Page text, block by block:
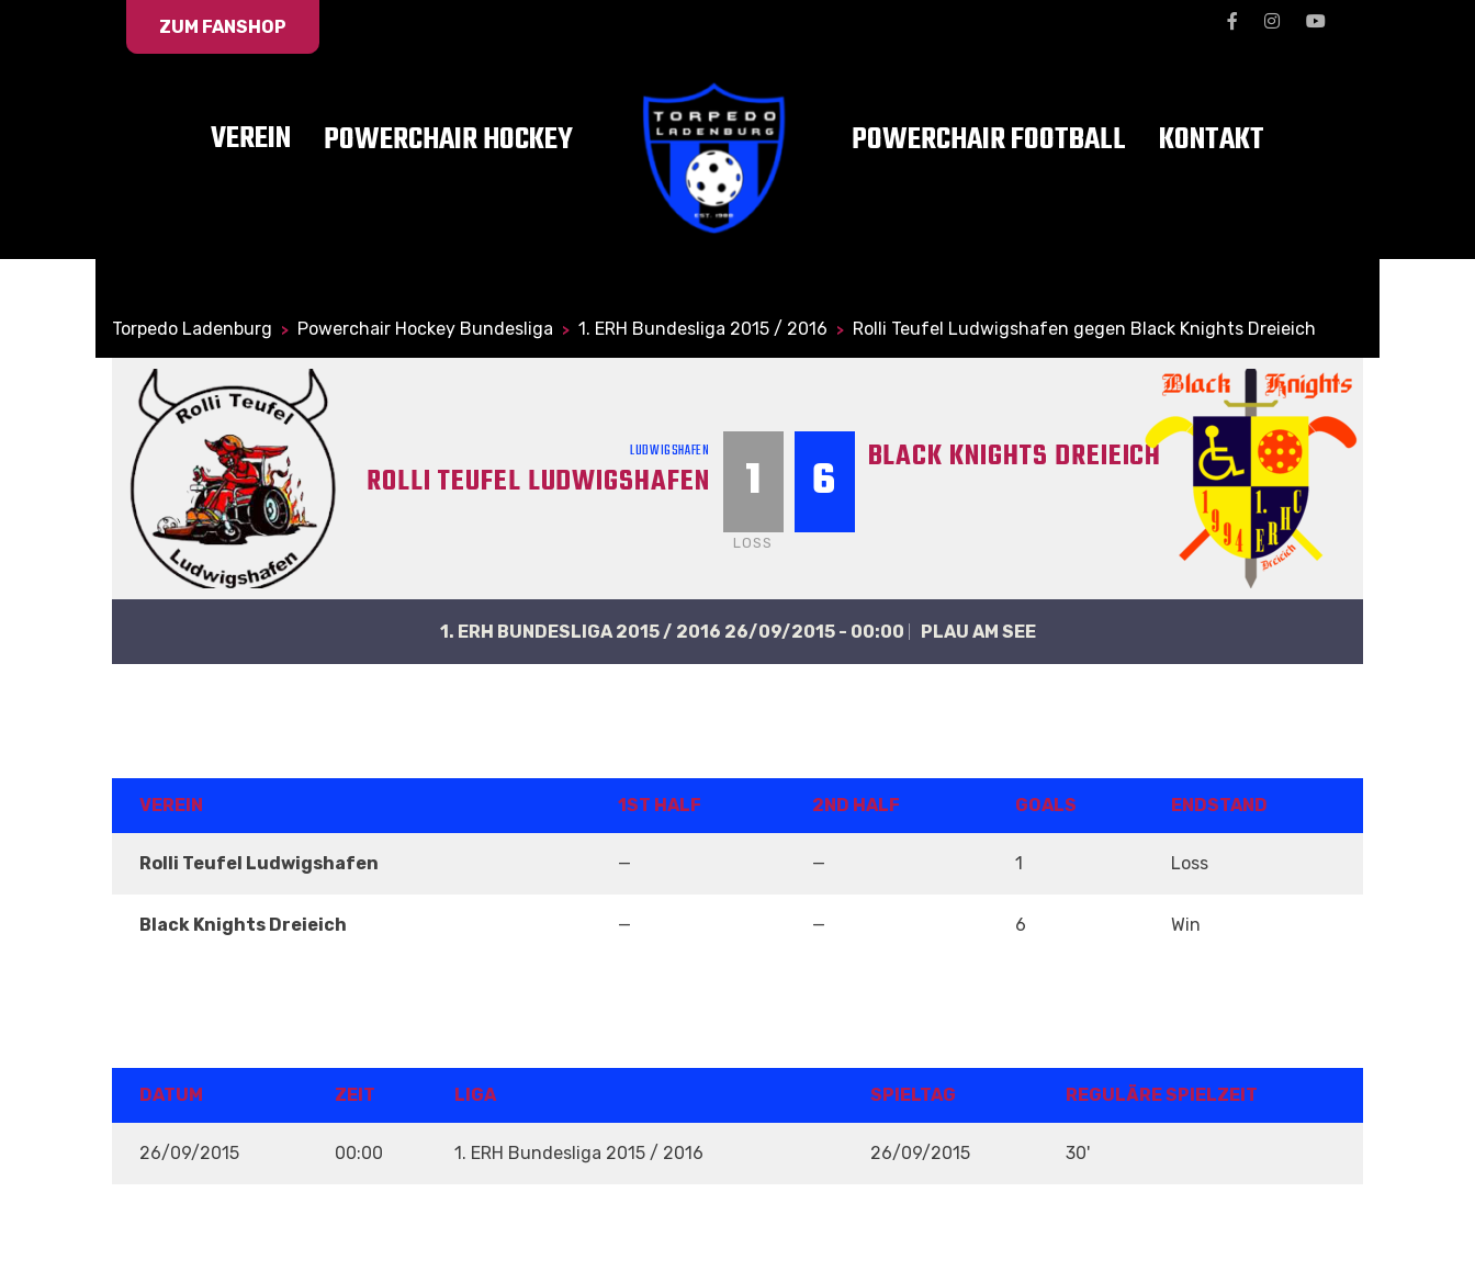
ZUM FANSHOP
VEREIN POWERCHAIR HOCKEY POWERCHAIR FOOTBALL KONTAKT
Torpedo Ladenburg > Powerchair Hockey Bundesliga > 1. ERH Bundesliga 2015 / 2016 > Rolli Teufel Ludwigshafen gegen Black Knights Dreieich
LUDWIGSHAFEN
ROLLI TEUFEL LUDWIGSHAFEN 1
LOSS
6 BLACK KNIGHTS DREIEICH
1. ERH BUNDESLIGA 2015 / 2016 26/09/2015 - 00:00 PLAU AM SEE
VEREIN 1ST HALF 2ND HALF GOALS ENDSTAND
Rolli Teufel Ludwigshafen — — 1 Loss
Black Knights Dreieich — — 6 Win
DATUM ZEIT LIGA SPIELTAG REGULÄRE SPIELZEIT
26/09/2015 00:00 1. ERH Bundesliga 2015 / 2016 26/09/2015 30'